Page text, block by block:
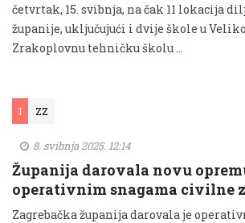
četvrtak, 15. svibnja, na čak 11 lokacija
županije, uključujući i dvije škole u
Zrakoplovnu tehničku školu …
I ZZ
8. svibnja 2025. 12:14
Županija darovala novu
operativnim snagama civilne
Zagrebačka županija darovala je